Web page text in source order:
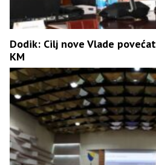
Dodik: Cilj nove Vlade
KM